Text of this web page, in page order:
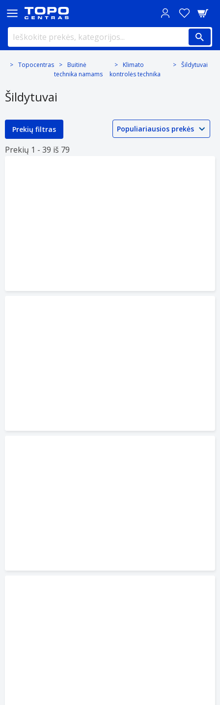
Topocentras
Buitinė
technika namams
Klimato
kontrolės technika
Šildytuvai
Šildytuvai
Prekių filtras
Prekių 1 - 39 iš 79